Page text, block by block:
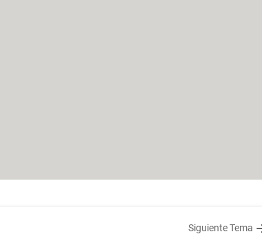
Siguiente Tema